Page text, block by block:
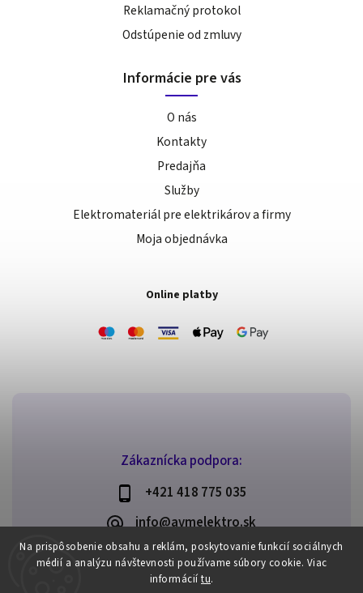
Na prispôsobenie obsahu a reklám, poskytovanie funkcií sociálnych
médií a analýzu návštevnosti používame súbory cookie. Viac
informácií tu.
Zákaznícka podpora:
+421 418 775 035
info@avmelektro.sk
Reklamačný protokol
Odstúpenie od zmluvy
Informácie pre vás
O nás
Kontakty
Predajňa
Služby
Elektromateriál pre elektrikárov a firmy
Moja objednávka
Online platby